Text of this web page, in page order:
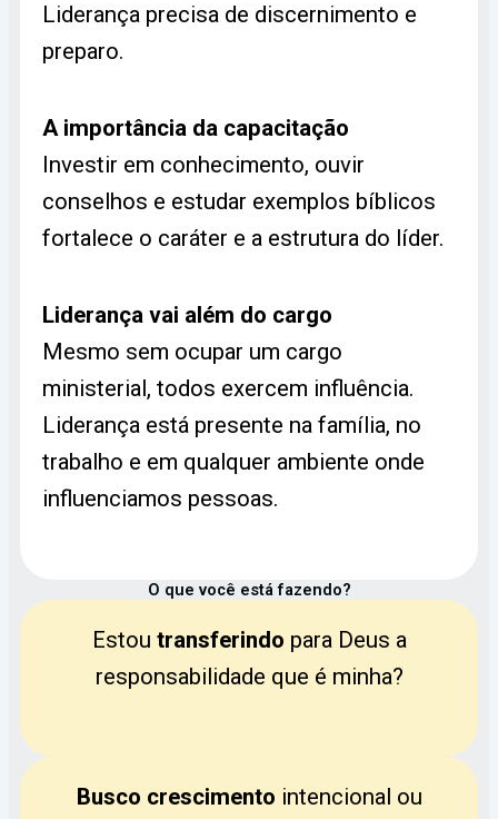
Liderança precisa de discernimento e
preparo.
A importância da capacitação
Investir em conhecimento, ouvir
conselhos e estudar exemplos bíblicos
fortalece o caráter e a estrutura do líder.
Liderança vai além do cargo
Mesmo sem ocupar um cargo
ministerial, todos exercem influência.
Liderança está presente na família, no
trabalho e em qualquer ambiente onde
influenciamos pessoas.
O que você está fazendo?
Estou transferindo para Deus a
responsabilidade que é minha?
Busco crescimento intencional ou